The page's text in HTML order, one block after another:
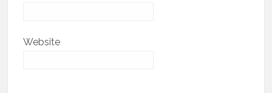
Website